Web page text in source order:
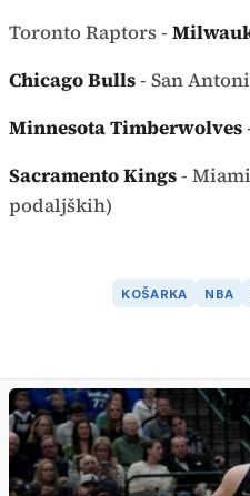
Toronto Raptors -
Chicago Bulls- San
Minnesota Timberwolves
Sacramento Kings-
podaljških)
KOŠARKA NBA